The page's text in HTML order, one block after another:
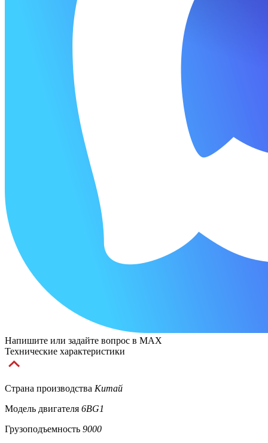
Напишите или задайте вопрос в MAX
Технические характеристики
Страна производства Китай
Модель двигателя 6BG1
Грузоподъемность 9000